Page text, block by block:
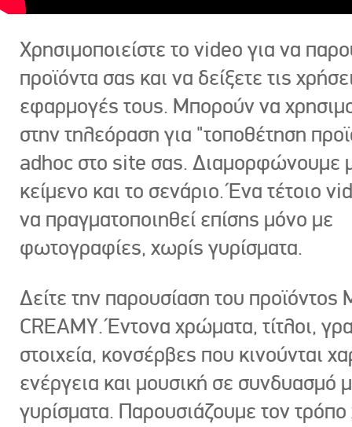
Χρησιμοποιείστε το video για να
προϊόντα σας και να δείξετε τις
εφαρμογές τους. Μπορούν να
στην τηλεόραση για "τοποθέτηση
adhoc στο site σας. Διαμορφώνουμε
κείμενο και το σενάριο. Ένα τέτοιο
να πραγματοποιηθεί επίσης μόνο με
φωτογραφίες, χωρίς γυρίσματα.
Δείτε την παρουσίαση του προϊόντος
CREAMY. Έντονα χρώματα, τίτλοι,
στοιχεία, κονσέρβες που κινούνται
ενέργεια και μουσική σε συνδυασμό
γυρίσματα. Παρουσιάζουμε τον